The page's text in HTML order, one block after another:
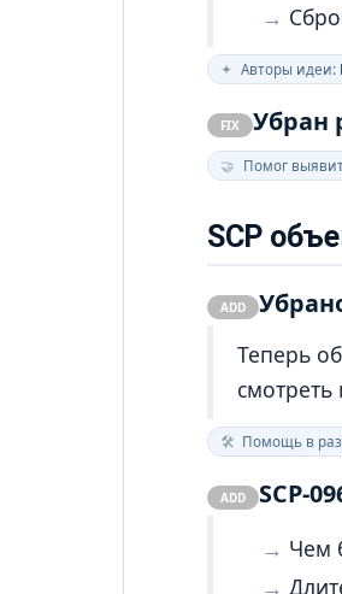
✦ Авторы идеи:
FIX Убран
🤝 Помог
SCP
ADD
Теперь
🛠 Помощь в
ADD
Чем